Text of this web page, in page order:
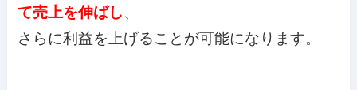
て売上を伸ばし、
さらに利益を上げることが可能になります。